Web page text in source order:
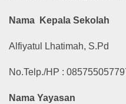
Nama Kepala Sekolah
Alfiyatul Lhatimah, S.Pd
No.Telp./HP :
Nama Yayasan